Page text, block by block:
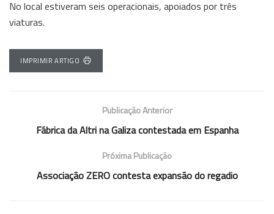
No local estiveram seis operacionais, apoiados por três
viaturas.
IMPRIMIR ARTIGO
Publicação Anterior
Fábrica da Altri na Galiza contestada em Espanha
Próxima Publicação
Associação ZERO contesta expansão do regadio